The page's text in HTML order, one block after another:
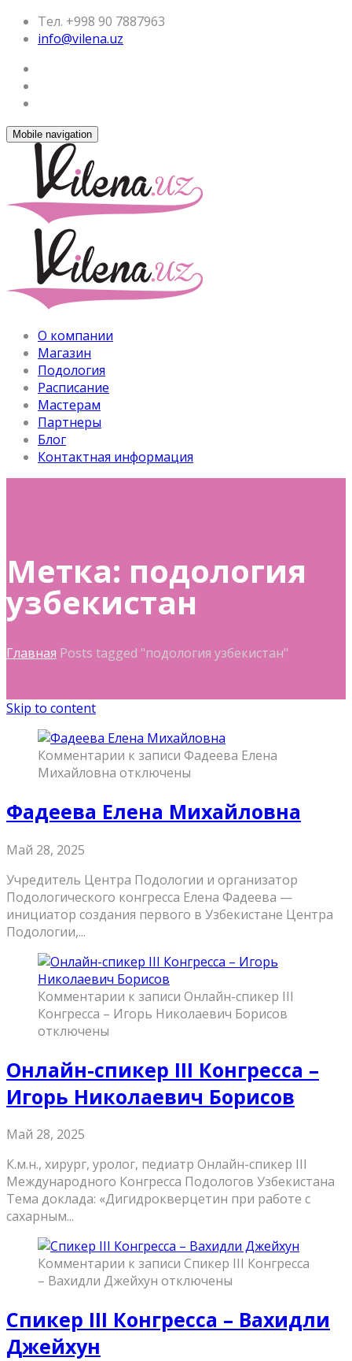
Тел. +998 90 7887963
info@vilena.uz
Mobile navigation
О компании
Магазин
Подология
Расписание
Мастерам
Партнеры
Блог
Контактная информация
Метка: подология
узбекистан
Главная Posts tagged "подология узбекистан"
Skip to content
Комментарии к записи Фадеева Елена
Михайловна отключены
Фадеева Елена Михайловна
Май 28, 2025
Учредитель Центра Подологии и организатор
Подологического конгресса Елена Фадеева —
инициатор создания первого в Узбекистане Центра
Подологии,...
Комментарии к записи Онлайн-спикер III
Конгресса – Игорь Николаевич Борисов
отключены
Онлайн-спикер III Конгресса –
Игорь Николаевич Борисов
Май 28, 2025
К.м.н., хирург, уролог, педиатр Онлайн-спикер III
Международного Конгресса Подологов Узбекистана
Тема доклада: «Дигидрокверцетин при работе с
сахарным...
Комментарии к записи Спикер III Конгресса
– Вахидли Джейхун отключены
Спикер III Конгресса – Вахидли
Джейхун